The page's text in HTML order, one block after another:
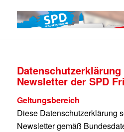
Newsletter der SPD
Geltungsbereich
Diese Datenschutzerklärung
Newsletter gemäß